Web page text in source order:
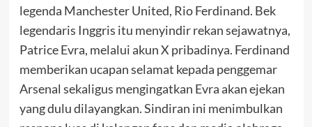
legenda Manchester United, Rio Ferdinand. Bek
legendaris Inggris itu menyindir rekan sejawatnya,
Patrice Evra, melalui akun X pribadinya. Ferdinand
memberikan ucapan selamat kepada penggemar
Arsenal sekaligus mengingatkan Evra akan ejekan
yang dulu dilayangkan. Sindiran ini menimbulkan